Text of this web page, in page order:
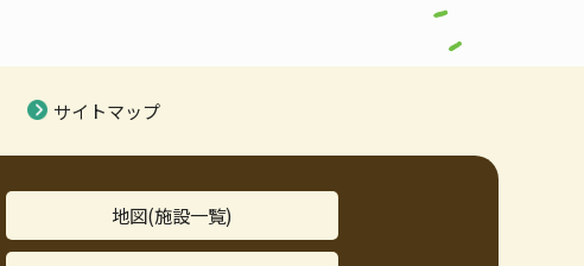
サイトマップ
地図(施設一覧)